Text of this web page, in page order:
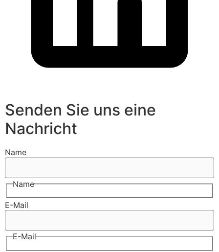
Senden Sie uns eine
Nachricht
Name
Name
E-Mail
E-Mail